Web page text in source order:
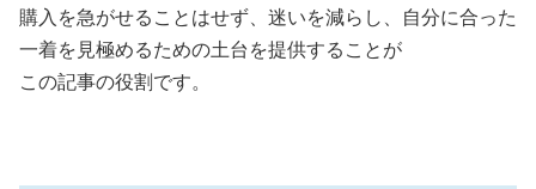
購入を急がせることはせず、迷いを減らし、自分に合った
一着を見極めるための土台を提供することが
この記事の役割です。